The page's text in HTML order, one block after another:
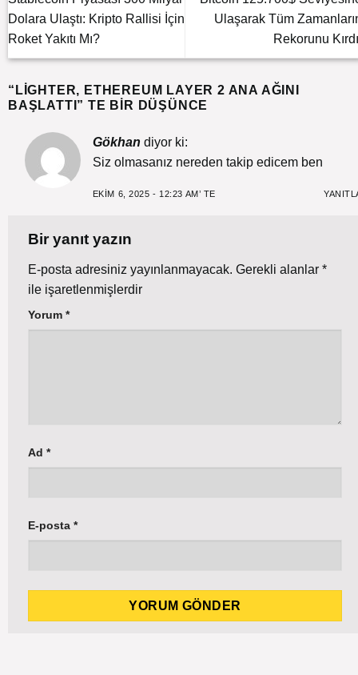
Dolara Ulaştı: Kripto Rallisi İçin
Roket Yakıtı Mı?
Ulaşarak Tüm
Rekorunu
“ LIGHTER, ETHEREUM LAYER 2 ANA AĞINI
BAŞLATTI ” TE BIR DÜŞÜNCE
Gökhan diyor ki:
Siz olmasanız nereden takip edicem ben
EKIM 6, 2025 - 12:23 AM’ TE
Bir yanıt yazın
E-posta adresiniz yayınlanmayacak. Gerekli alanlar *
ile işaretlenmişlerdir
Yorum *
Ad *
E-posta *